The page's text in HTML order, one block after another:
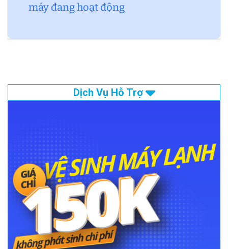
máy đang hoạt động
Dịch Vụ Hỗ Trợ